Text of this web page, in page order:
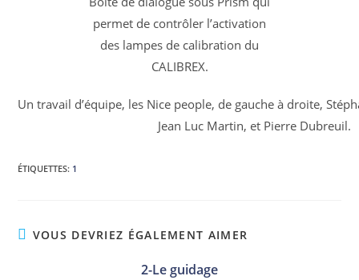
permet de contrôler l’activation
des lampes de calibration du
CALIBREX.
Un travail d’équipe, les Nice people, de gauche à droite,
Jean Luc Martin, et Pierre Dubreuil.
ÉTIQUETTES: 1
VOUS DEVRIEZ ÉGALEMENT AIMER
2-Le guidage